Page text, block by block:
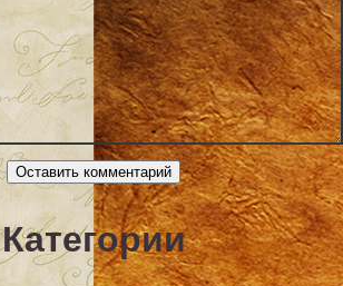
Категории